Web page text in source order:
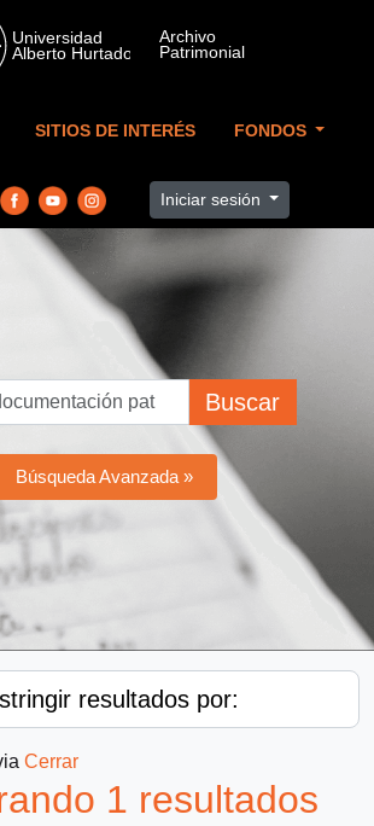
SITIOS DE INTERÉS FONDOS
Iniciar sesión
Buscar
Búsqueda Avanzada »
resultados por:
Cerrar
1 resultados